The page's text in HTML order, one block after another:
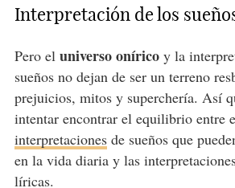
Interpretación de los
Pero el universo oníricoy la
sueños no dejan de ser un terreno
prejuicios, mitos y superchería. Así
intentar encontrar el equilibrio entre
interpretacionesde sueños que
en la vida diaria y las
líricas.